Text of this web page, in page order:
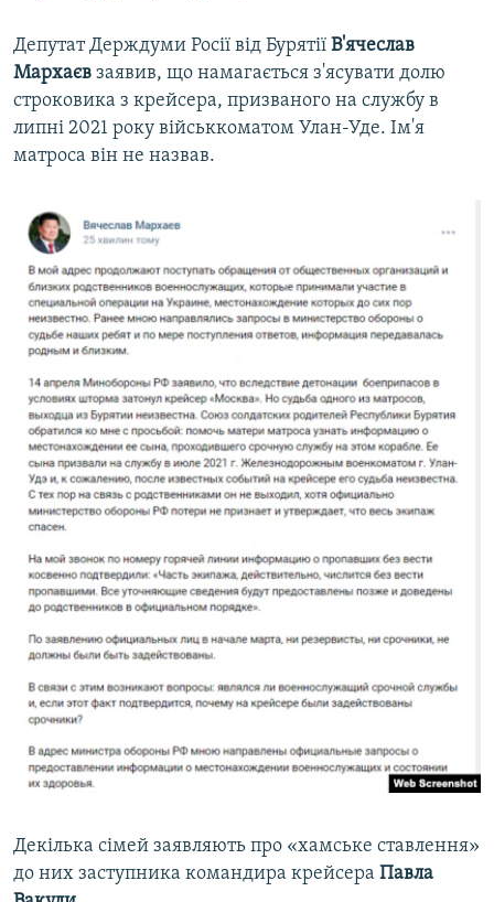
Депутат Держдуми Росії від Бурятії В'ячеслав
Мархаєв заявив, що намагається з'ясувати долю
строковика з крейсера, призваного на службу в
липні 2021 року військкоматом Улан-Уде. Ім'я
матроса він не назвав.
Декілька сімей заявляють про «хамське ставлення»
до них заступника командира крейсера Павла